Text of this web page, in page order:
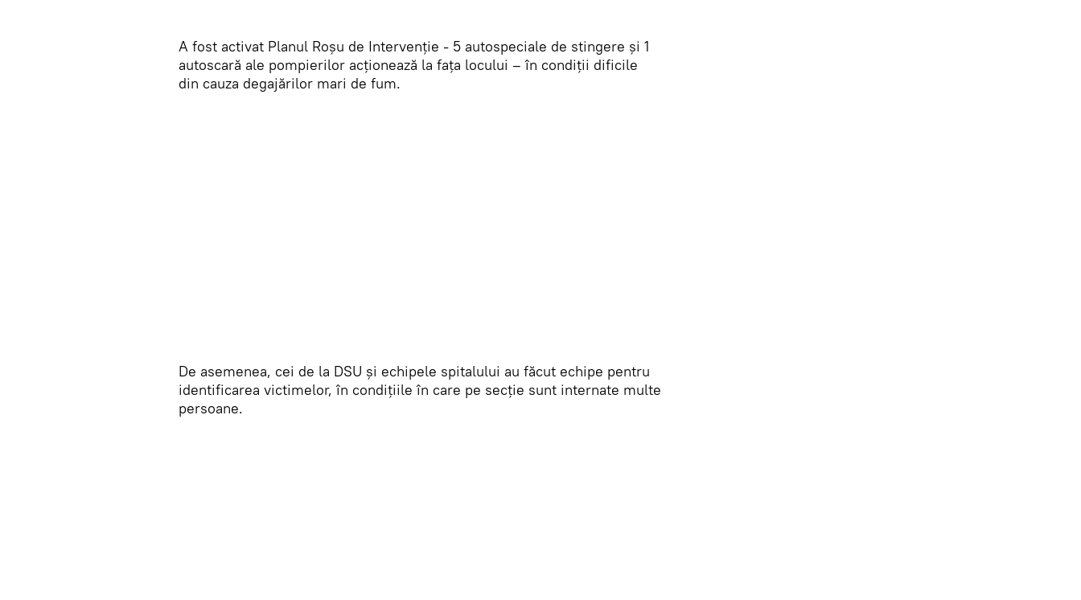
A fost activat Planul Roșu de Intervenție - 5 autospeciale de stingere și 1
autoscară ale pompierilor acționează la fața locului – în condiții dificile
din cauza degajărilor mari de fum.
De asemenea, cei de la DSU și echipele spitalului au făcut echipe pentru
identificarea victimelor, în condițiile în care pe secție sunt internate multe
persoane.